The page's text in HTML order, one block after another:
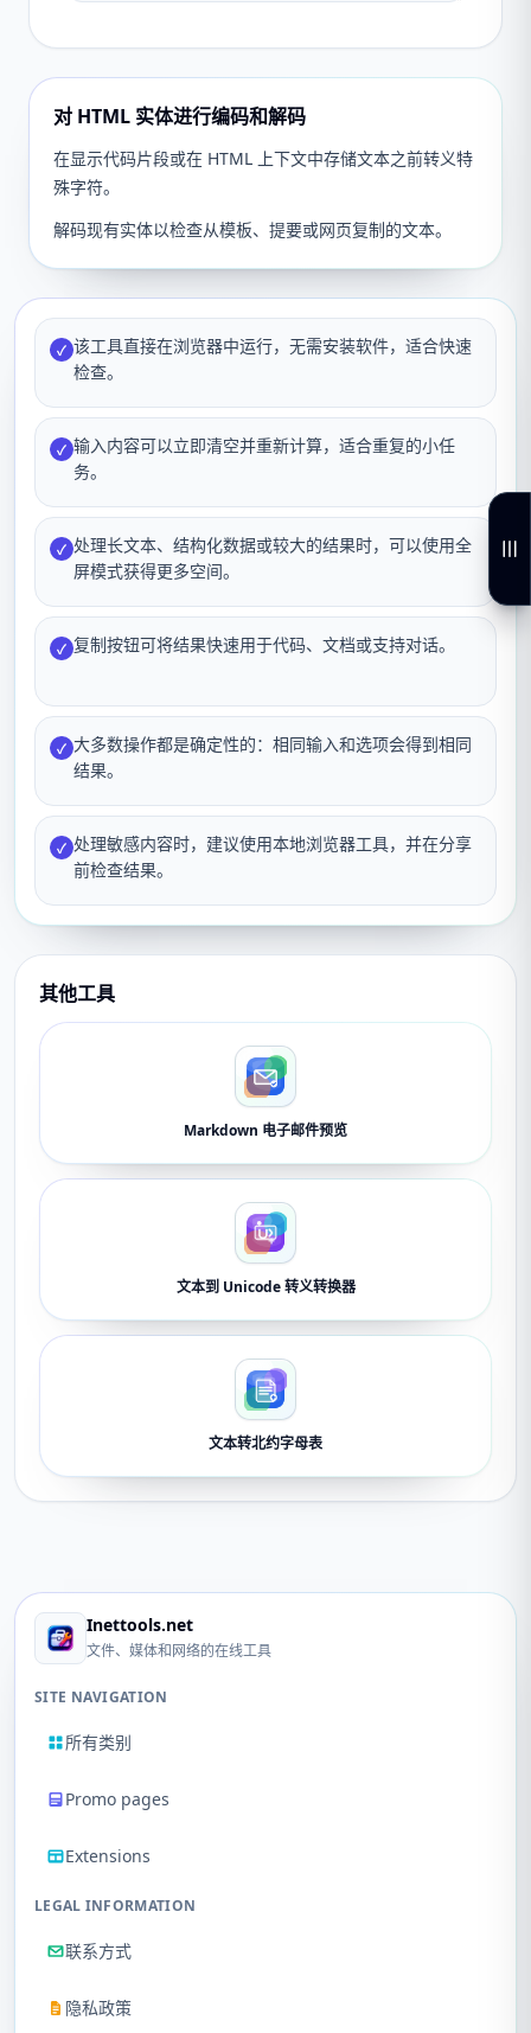
对 HTML 实体进行编码和解码
在显示代码片段或在 HTML 上下文中存储文本之前转义特
殊字符。
解码现有实体以检查从模板、提要或网页复制的文本。
✓ 该工具直接在浏览器中运行，无需安装软件，适合快速
检查。
✓ 输入内容可以立即清空并重新计算，适合重复的小任
务。
✓ 处理长文本、结构化数据或较大的结果时，可以使用全
屏模式获得更多空间。
✓ 复制按钮可将结果快速用于代码、文档或支持对话。
✓ 大多数操作都是确定性的：相同输入和选项会得到相同
结果。
✓ 处理敏感内容时，建议使用本地浏览器工具，并在分享
前检查结果。
其他工具
Markdown 电子邮件预览
文本到 Unicode 转义转换器
文本转北约字母表
Inettools.net
文件、媒体和网络的在线工具
SITE NAVIGATION
所有类别
Promo pages
Extensions
LEGAL INFORMATION
联系方式
隐私政策